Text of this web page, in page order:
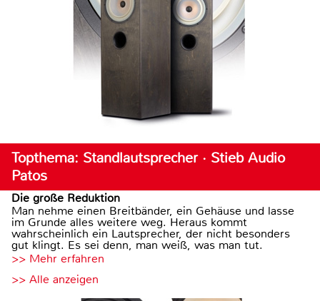
Topthema: Standlautsprecher · Stieb Audio
Patos
Die große Reduktion
Man nehme einen Breitbänder, ein Gehäuse und lasse
im Grunde alles weitere weg. Heraus kommt
wahrscheinlich ein Lautsprecher, der nicht besonders
gut klingt. Es sei denn, man weiß, was man tut.
>> Mehr erfahren
>> Alle anzeigen